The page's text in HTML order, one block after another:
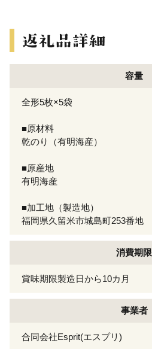
容量
全形5枚×5袋
■原材料
乾のり（有明海産）
■原産地
有明海産
■加工地（製造地）
福岡県久留米市城島町253番地
消費期限
賞味期限製造日から10カ月
事業者
合同会社Esprit(エスプリ)